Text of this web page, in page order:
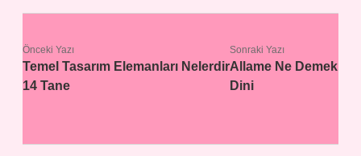
Önceki Yazı
Temel Tasarım Elemanları Nelerdir
14 Tane
Sonraki Yazı
Allame Ne Demek
Dini